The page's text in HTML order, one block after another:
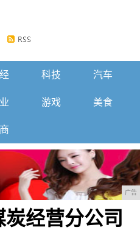
科技 汽车
游戏 美食
广告
经营分公司